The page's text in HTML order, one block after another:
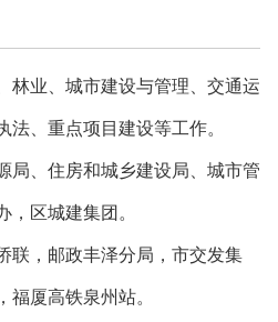
林业、城市建设与管理、交通运
、重点项目建设等工作。
局、住房和城乡建设局、城市管
，区城建集团。
联，邮政丰泽分局，市交发集
福厦高铁泉州站。